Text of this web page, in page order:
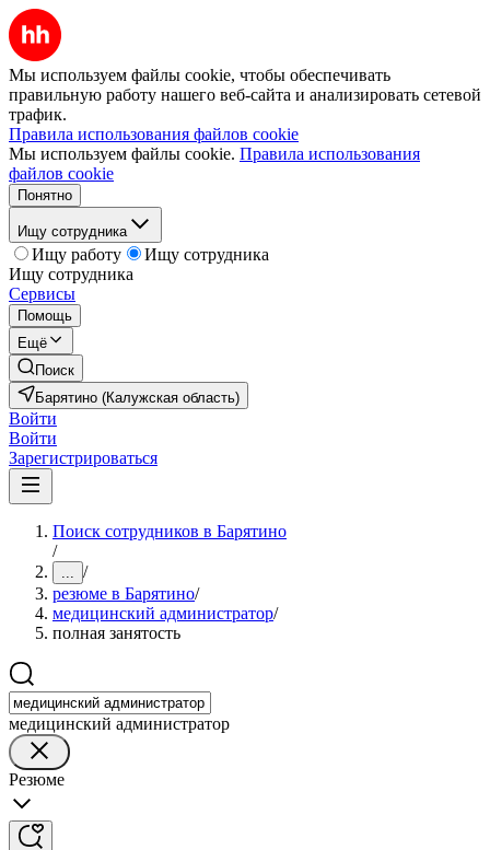
Мы используем файлы cookie, чтобы обеспечивать
правильную работу нашего веб-сайта и анализировать сетевой
трафик.
Правила использования файлов cookie
Мы используем файлы cookie. Правила использования
файлов cookie
Понятно
Ищу сотрудника
Ищу работу
Ищу сотрудника
Ищу сотрудника
Сервисы
Помощь
Ещё
Поиск
Барятино (Калужская область)
Войти
Войти
Зарегистрироваться
Поиск сотрудников в Барятино
/
... /
резюме в Барятино/
медицинский администратор/
полная занятость
медицинский администратор
Резюме